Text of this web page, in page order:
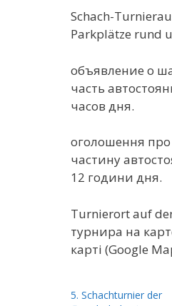
Schach-
Parkplätze rund
объявление о
часть
часов дня.
оголошення
частину
12 години дня.
Turnierort auf
турнира на
карті (Google
5. Schachturnier der